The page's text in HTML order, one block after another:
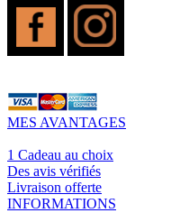
MES AVANTAGES
1 Cadeau au choix
Des avis vérifiés
Livraison offerte
INFORMATIONS